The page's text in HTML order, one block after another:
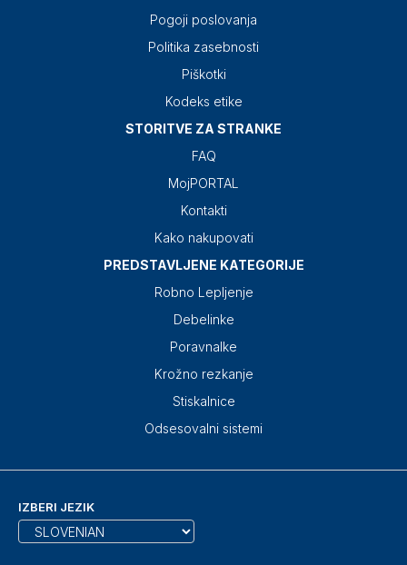
Pogoji poslovanja
Politika zasebnosti
Piškotki
Kodeks etike
STORITVE ZA STRANKE
FAQ
MojPORTAL
Kontakti
Kako nakupovati
PREDSTAVLJENE KATEGORIJE
Robno Lepljenje
Debelinke
Poravnalke
Krožno rezkanje
Stiskalnice
Odsesovalni sistemi
IZBERI JEZIK